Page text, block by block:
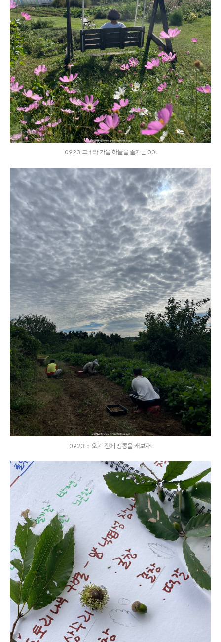
0923 그네와 가을 하늘을 즐기는 00!
0923 비오기 전에 땅콩을 캐보자!